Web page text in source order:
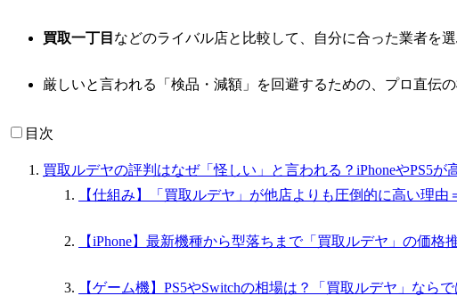
買取一丁目 などのライバル店と比較して、自分に合った業者を
厳しいと言われる「検品・減額」を回避するための、プロ直伝
目次
買取ルデヤの評判はなぜ「怪しい」と言われる？iPhoneやPS5が
【仕組み】「買取ルデヤ」が他店よりも圧倒的に高い理由
【iPhone】最新機種から型落ちまで「買取ルデヤ」の価格
【ゲーム機】PS5やSwitchの相場は？「買取ルデヤ」なら